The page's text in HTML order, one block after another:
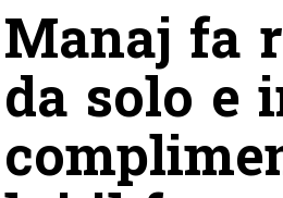
Manaj fa
da solo e